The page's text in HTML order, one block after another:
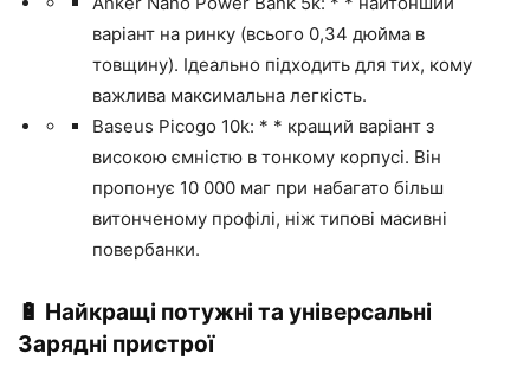
варіант на ринку (всього 0,34 дюйма в
товщину). Ідеально підходить для тих, кому
важлива максимальна легкість.
Baseus Picogo 10k: * * кращий варіант з
високою ємністю в тонкому корпусі. Він
пропонує 10 000 маг при набагато більш
витонченому профілі, ніж типові масивні
повербанки.
🔋 Найкращі потужні та універсальні
Зарядні пристрої